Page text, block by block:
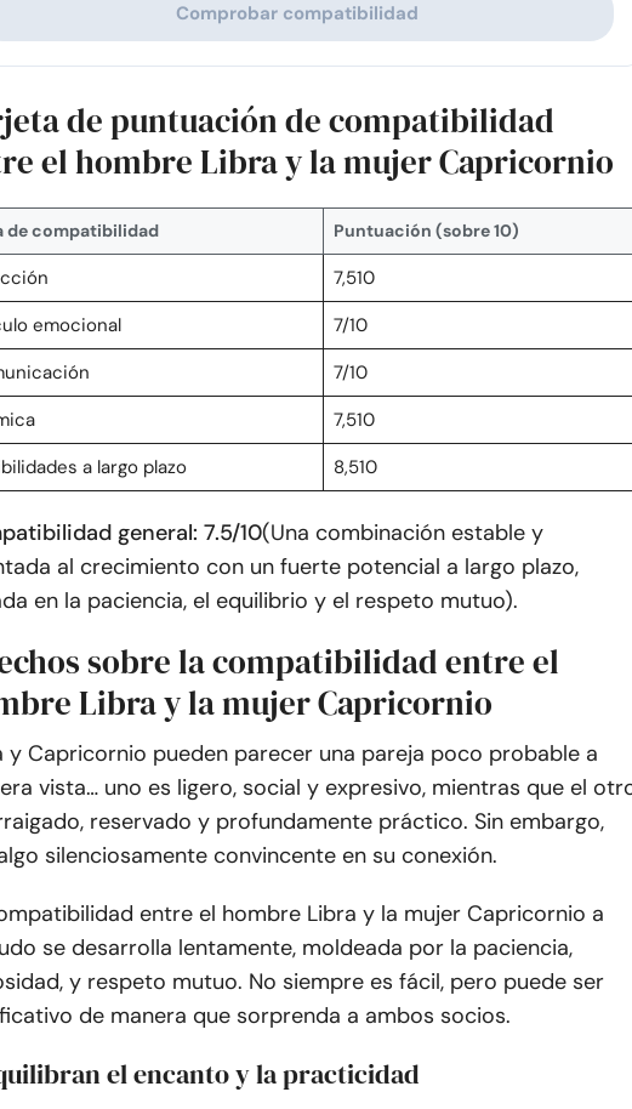
Comprobar compatibilidad
de puntuación de compatibilidad
el hombre Libra y la mujer Capricornio
de compatibilidad Puntuación (sobre 10)
7,510
emocional
7/10
7/10
7,510
a largo plazo
8,510
general: 7.5/10(Una combinación estable y
al crecimiento con un fuerte potencial a largo plazo,
en la paciencia, el equilibrio y el respeto mutuo).
sobre la compatibilidad entre el
Libra y la mujer Capricornio
y Capricornio pueden parecer una pareja poco probable a
vista… uno es ligero, social y expresivo, mientras que el
reservado y profundamente práctico. Sin embargo,
silenciosamente convincente en su conexión.
entre el hombre Libra y la mujer Capricornio a
se desarrolla lentamente, moldeada por la paciencia,
y respeto mutuo. No siempre es fácil, pero puede ser
de manera que sorprenda a ambos socios.
el encanto y la practicidad